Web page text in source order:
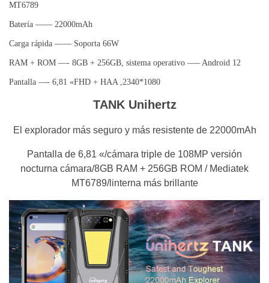
MT6789
Batería —— 22000mAh
Carga rápida —— Soporta 66W
RAM + ROM —- 8GB + 256GB, sistema operativo —– Android 12
Pantalla —- 6,81 «FHD + HAA ,2340*1080
TANK Unihertz
El explorador más seguro y más resistente de 22000mAh
Pantalla de 6,81 «/cámara triple de 108MP versión
nocturna cámara/8GB RAM + 256GB ROM / Mediatek
MT6789/linterna más brillante